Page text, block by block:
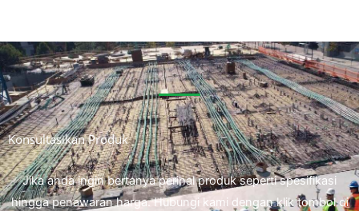
Konsultasikan Produk
Jika anda ingin bertanya perihal produk seperti spesifikasi
hingga penawaran harga. Hubungi kami dengan klik tombol di